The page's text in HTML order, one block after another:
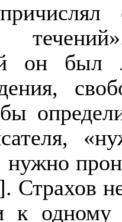
он был
нужно
Страхов
к одному